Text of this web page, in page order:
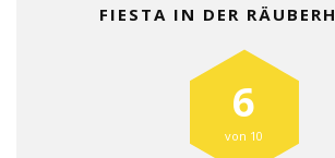
FIESTA IN DER
6
von 10